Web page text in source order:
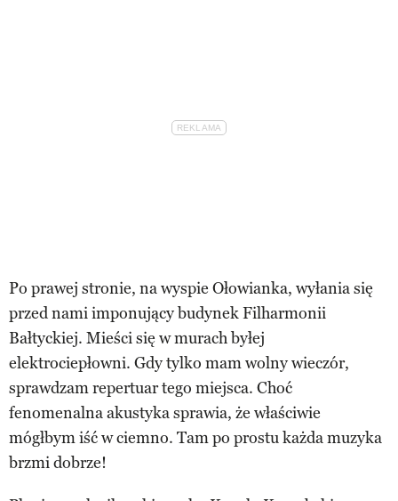
Po prawej stronie, na wyspie Ołowianka, wyłania się
przed nami imponujący budynek Filharmonii
Bałtyckiej. Mieści się w murach byłej
elektrociepłowni. Gdy tylko mam wolny wieczór,
sprawdzam repertuar tego miejsca. Choć
fenomenalna akustyka sprawia, że właściwie
mógłbym iść w ciemno. Tam po prostu każda muzyka
brzmi dobrze!